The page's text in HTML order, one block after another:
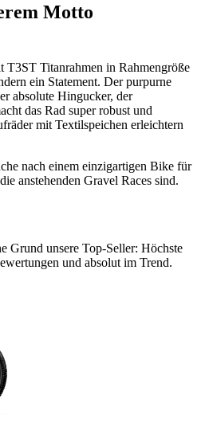
Motto
Titanrahmen in Rahmengröße
ein Statement. Der purpurne
absolute Hingucker, der
das Rad super robust und
mit Textilspeichen erleichtern
nach einem einzigartigen Bike für
anstehenden Gravel Races sind.
Grund unsere Top-Seller: Höchste
und absolut im Trend.